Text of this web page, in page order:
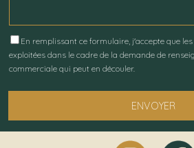
En remplissant ce formulaire, j'accepte que
exploitées dans le cadre de la demande de
commerciale qui peut en découler.